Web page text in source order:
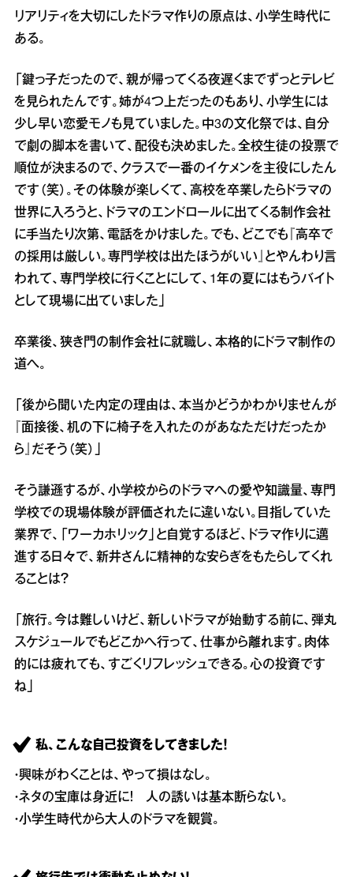
リアリティを大切にしたドラマ作りの原点は、小学生時代に
ある。
「鍵っ子だったので、親が帰ってくる夜遅くまでずっとテレビ
を見られたんです。姉が4つ上だったのもあり、小学生には
少し早い恋愛モノも見ていました。中3の文化祭では、自分
で劇の脚本を書いて、配役も決めました。全校生徒の投票で
順位が決まるので、クラスで一番のイケメンを主役にしたん
です（笑）。その体験が楽しくて、高校を卒業したらドラマの
世界に入ろうと、ドラマのエンドロールに出てくる制作会社
に手当たり次第、電話をかけました。でも、どこでも『高卒で
の採用は厳しい。専門学校は出たほうがいい』とやんわり言
われて、専門学校に行くことにして、1年の夏にはもうバイト
として現場に出ていました」
卒業後、狭き門の制作会社に就職し、本格的にドラマ制作の
道へ。
「後から聞いた内定の理由は、本当かどうかわかりませんが
『面接後、机の下に椅子を入れたのがあなただけだったか
ら』だそう（笑）」
そう謙遜するが、小学校からのドラマへの愛や知識量、専門
学校での現場体験が評価されたに違いない。目指していた
業界で、「ワーカホリック」と自覚するほど、ドラマ作りに邁
進する日々で、新井さんに精神的な安らぎをもたらしてくれ
ることは？
「旅行。今は難しいけど、新しいドラマが始動する前に、弾丸
スケジュールでもどこかへ行って、仕事から離れます。肉体
的には疲れても、すごくリフレッシュできる。心の投資です
ね」
私、こんな自己投資をしてきました！
・興味がわくことは、やって損はなし。
・ネタの宝庫は身近に！ 人の誘いは基本断らない。
・小学生時代から大人のドラマを観賞。